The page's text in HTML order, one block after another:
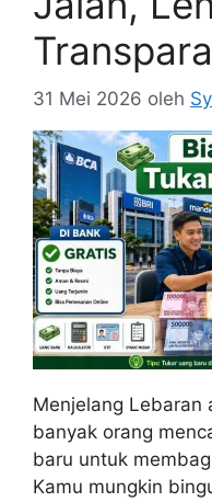
31 Mei 2026 oleh
Menjelang Lebaran
banyak orang
baru untuk
Kamu mungkin